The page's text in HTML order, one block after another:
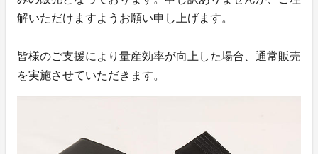
解いただけますようお願い申し上げます。
皆様のご支援により量産効率が向上した場合、通常販売
を実施させていただきます。